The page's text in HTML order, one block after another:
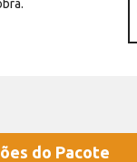
do Pacote